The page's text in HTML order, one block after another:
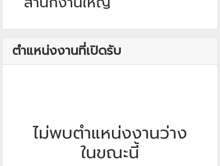
ตำแหน่งงานที่เปิดรับ
ไม่พบตำแหน่งงานว่าง
ในขณะนี้